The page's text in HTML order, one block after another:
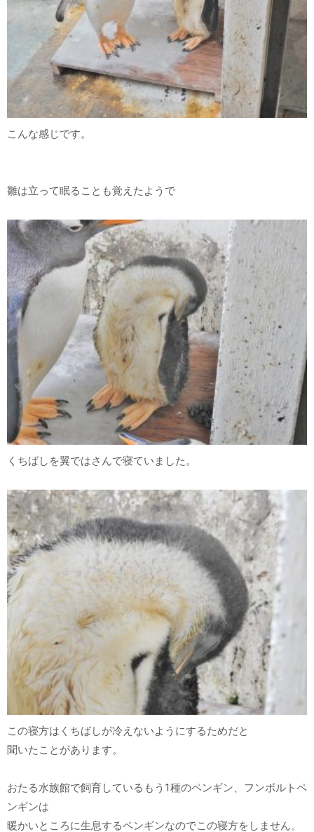
こんな感じです。
雛は立って眠ることも覚えたようで
くちばしを翼ではさんで寝ていました。
この寝方はくちばしが冷えないようにするためだと
聞いたことがあります。
おたる水族館で飼育しているもう1種のペンギン、フンボルトペ
ンギンは
暖かいところに生息するペンギンなのでこの寝方をしません。